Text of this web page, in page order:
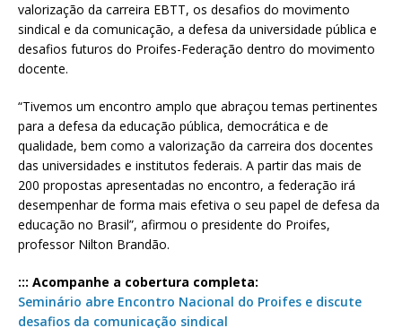
valorização da carreira EBTT, os desafios do movimento
sindical e da comunicação, a defesa da universidade pública e
desafios futuros do Proifes-Federação dentro do movimento
docente.
“Tivemos um encontro amplo que abraçou temas pertinentes
para a defesa da educação pública, democrática e de
qualidade, bem como a valorização da carreira dos docentes
das universidades e institutos federais. A partir das mais de
200 propostas apresentadas no encontro, a federação irá
desempenhar de forma mais efetiva o seu papel de defesa da
educação no Brasil”, afirmou o presidente do Proifes,
professor Nilton Brandão.
::: Acompanhe a cobertura completa:
Seminário abre Encontro Nacional do Proifes e discute
desafios da comunicação sindical